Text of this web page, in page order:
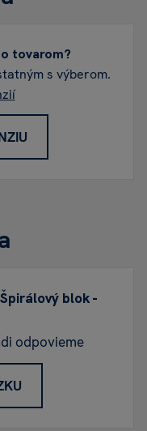
tovarom?
s výberom.
blok -
odpovieme